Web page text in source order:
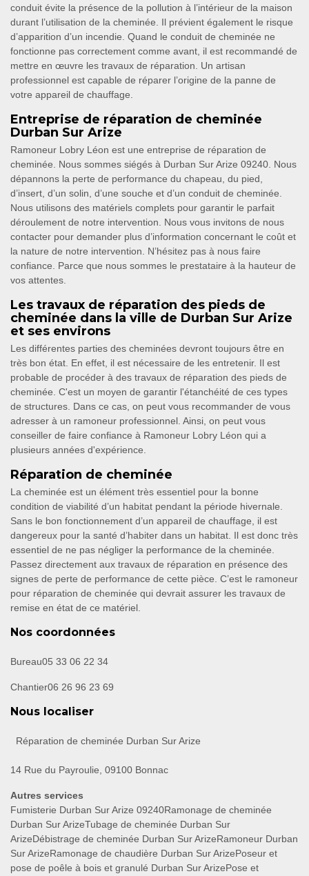
conduit évite la présence de la pollution à l’intérieur de la maison
durant l’utilisation de la cheminée. Il prévient également le risque
d’apparition d’un incendie. Quand le conduit de cheminée ne
fonctionne pas correctement comme avant, il est recommandé de
mettre en œuvre les travaux de réparation. Un artisan
professionnel est capable de réparer l’origine de la panne de
votre appareil de chauffage.
Entreprise de réparation de cheminée
Durban Sur Arize
Ramoneur Lobry Léon est une entreprise de réparation de
cheminée. Nous sommes siégés à Durban Sur Arize 09240. Nous
dépannons la perte de performance du chapeau, du pied,
d’insert, d’un solin, d’une souche et d’un conduit de cheminée.
Nous utilisons des matériels complets pour garantir le parfait
déroulement de notre intervention. Nous vous invitons de nous
contacter pour demander plus d’information concernant le coût et
la nature de notre intervention. N’hésitez pas à nous faire
confiance. Parce que nous sommes le prestataire à la hauteur de
vos attentes.
Les travaux de réparation des pieds de
cheminée dans la ville de Durban Sur Arize
et ses environs
Les différentes parties des cheminées devront toujours être en
très bon état. En effet, il est nécessaire de les entretenir. Il est
probable de procéder à des travaux de réparation des pieds de
cheminée. C'est un moyen de garantir l'étanchéité de ces types
de structures. Dans ce cas, on peut vous recommander de vous
adresser à un ramoneur professionnel. Ainsi, on peut vous
conseiller de faire confiance à Ramoneur Lobry Léon qui a
plusieurs années d'expérience.
Réparation de cheminée
La cheminée est un élément très essentiel pour la bonne
condition de viabilité d’un habitat pendant la période hivernale.
Sans le bon fonctionnement d’un appareil de chauffage, il est
dangereux pour la santé d’habiter dans un habitat. Il est donc très
essentiel de ne pas négliger la performance de la cheminée.
Passez directement aux travaux de réparation en présence des
signes de perte de performance de cette pièce. C’est le ramoneur
pour réparation de cheminée qui devrait assurer les travaux de
remise en état de ce matériel.
Nos coordonnées
Bureau05 33 06 22 34
Chantier06 26 96 23 69
Nous localiser
Réparation de cheminée Durban Sur Arize
14 Rue du Payroulie, 09100 Bonnac
Autres services
Fumisterie Durban Sur Arize 09240Ramonage de cheminée
Durban Sur ArizeTubage de cheminée Durban Sur
ArizeDébistrage de cheminée Durban Sur ArizeRamoneur Durban
Sur ArizeRamonage de chaudière Durban Sur ArizePoseur et
pose de poêle à bois et granulé Durban Sur ArizePose et